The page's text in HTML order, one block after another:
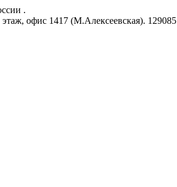
.
офис 1417 (М.Алексеевская). 129085